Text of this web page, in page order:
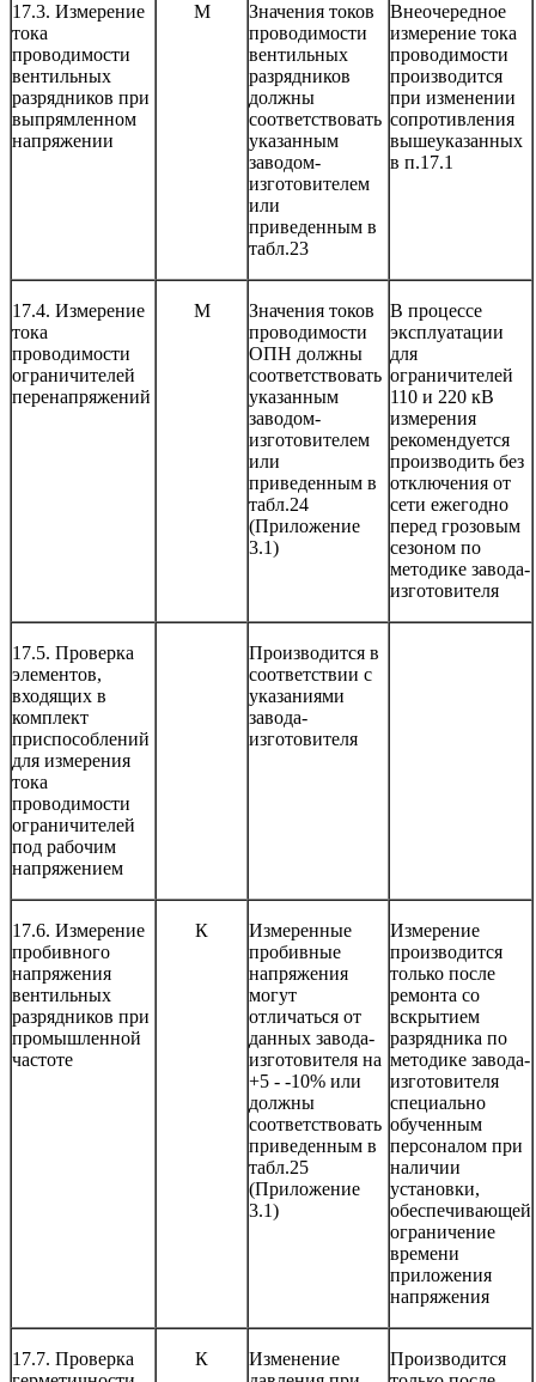
17.3. Измерение
тока
проводимости
вентильных
разрядников при
выпрямленном
напряжении
М
Значения токов
проводимости
вентильных
разрядников
должны
соответствовать
указанным
заводом-
изготовителем
или
приведенным в
табл.23
Внеочередное
измерение тока
проводимости
производится
при изменении
сопротивления
вышеуказанных
в п.17.1
17.4. Измерение
тока
проводимости
ограничителей
перенапряжений
М
Значения токов
проводимости
ОПН должны
соответствовать
указанным
заводом-
изготовителем
или
приведенным в
табл.24
(Приложение
3.1)
В процессе
эксплуатации
для
ограничителей
110 и 220 кВ
измерения
рекомендуется
производить без
отключения от
сети ежегодно
перед грозовым
сезоном по
методике завода-
изготовителя
17.5. Проверка
элементов,
входящих в
комплект
приспособлений
для измерения
тока
проводимости
ограничителей
под рабочим
напряжением
Производится в
соответствии с
указаниями
завода-
изготовителя
17.6. Измерение
пробивного
напряжения
вентильных
разрядников при
промышленной
частоте
К
Измеренные
пробивные
напряжения
могут
отличаться от
данных завода-
изготовителя на
+5 - -10% или
должны
соответствовать
приведенным в
табл.25
(Приложение
3.1)
Измерение
производится
только после
ремонта со
вскрытием
разрядника по
методике завода-
изготовителя
специально
обученным
персоналом при
наличии
установки,
обеспечивающей
ограничение
времени
приложения
напряжения
17.7. Проверка
К
Изменение
Производится